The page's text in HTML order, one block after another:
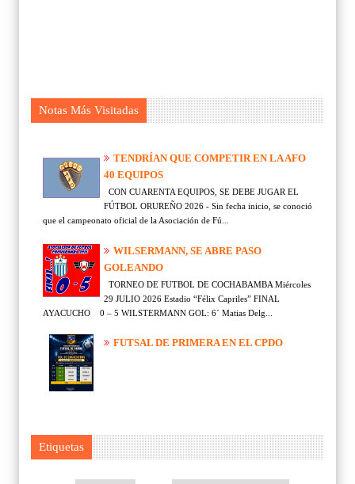
Notas Más Visitadas
TENDRÍAN QUE COMPETIR EN LA AFO
40 EQUIPOS
CON CUARENTA EQUIPOS, SE DEBE JUGAR EL
FÚTBOL ORUREÑO 2026 - Sin fecha inicio, se conoció
que el campeonato oficial de la Asociación de Fú...
WILSERMANN, SE ABRE PASO
GOLEANDO
TORNEO DE FUTBOL DE COCHABAMBA Miércoles
29 JULIO 2026 Estadio “Félix Capriles” FINAL
AYACUCHO 0 – 5 WILSTERMANN GOL: 6´ Matias Delg...
FUTSAL DE PRIMERA EN EL CPDO
Etiquetas